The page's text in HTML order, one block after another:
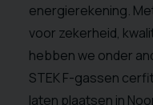
energierekening.
voor zekerheid,
hebben we onder
STEK F-gassen
laten plaatsen in